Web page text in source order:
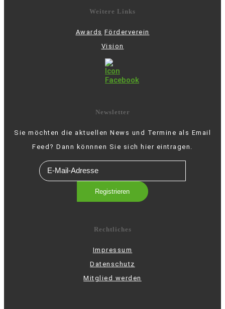
Weitere Links
Awards Förderverein
Vision
Newsletter
Sie möchten die aktuellen News und Termine als Email
Feed? Dann könnnen Sie sich hier eintragen.
Rechtliches
Impressum
Datenschutz
Mitglied werden